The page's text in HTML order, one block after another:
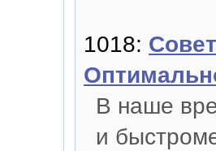
1018:
В наше
и